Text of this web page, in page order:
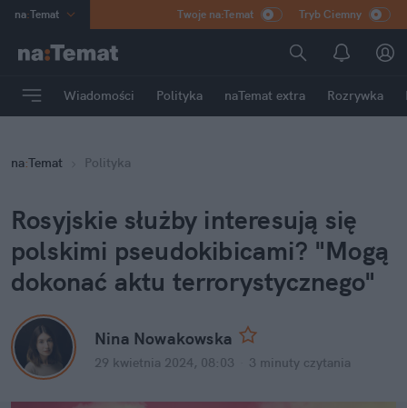
na:Temat
Poland
mama
Rozrywka
Twoje na:Temat Tryb Ciemny
Wiadomości Polityka naTemat extra Rozrywka
na:Temat Polityka
Rosyjskie służby interesują się
polskimi pseudokibicami? "Mogą
dokonać aktu terrorystycznego"
Nina Nowakowska
29 kwietnia 2024, 08:03 3 minuty czytania